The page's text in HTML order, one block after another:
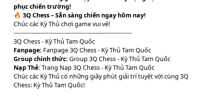
phục chiến trường!
🔥 3Q Chess – Sẵn sàng chiến ngay hôm nay!
Chúc các Kỳ Thủ chơi game vui vẻ!
-------------------------------------------------------------
3Q Chess - Kỳ Thủ Tam Quốc
Fanpage: Fanpage 3Q Chess - Kỳ Thủ Tam Quốc
Group chính thức: Group 3Q Chess - Kỳ Thủ Tam Quốc
Nạp Thẻ: Trang Nạp 3Q Chess - Kỳ Thủ Tam Quốc
Chúc các Kỳ Thủ có những giây phút giải trí tuyệt vời cùng 3Q
Chess: Kỳ Thủ Tam Quốc!